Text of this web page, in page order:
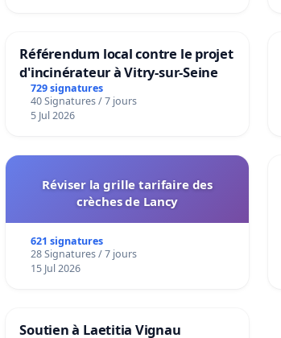
Référendum local contre le projet
d'incinérateur à Vitry-sur-Seine
729 signatures
40 Signatures / 7 jours
5 Jul 2026
Réviser la grille tarifaire des
crèches de Lancy
621 signatures
28 Signatures / 7 jours
15 Jul 2026
Soutien à Laetitia Vignau